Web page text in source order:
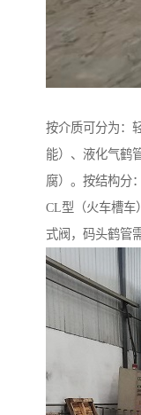
按介质可分为：
能）、液化气鹤
腐）。按结构分
CL型（火车槽车
式阀，码头鹤管